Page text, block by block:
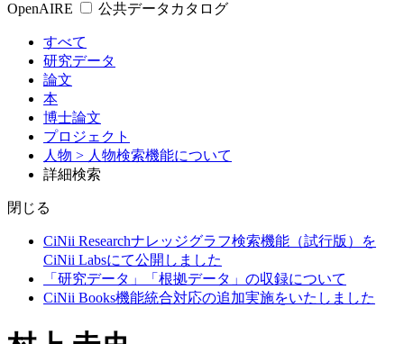
OpenAIRE
公共データカタログ
すべて
研究データ
論文
本
博士論文
プロジェクト
人物 > 人物検索機能について
詳細検索
閉じる
CiNii Researchナレッジグラフ検索機能（試行版）を
CiNii Labsにて公開しました
「研究データ」「根拠データ」の収録について
CiNii Books機能統合対応の追加実施をいたしました